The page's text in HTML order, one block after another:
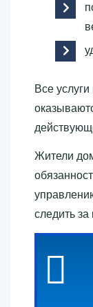
Все
Жители
следить